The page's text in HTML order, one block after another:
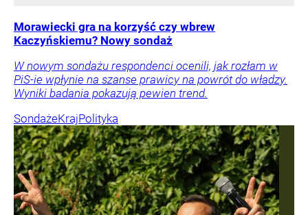
Morawiecki gra na korzyść czy wbrew
Kaczyńskiemu? Nowy sondaż
W nowym sondażu respondenci ocenili, jak rozłam w
PiS-ie wpłynie na szanse prawicy na powrót do władzy.
Wyniki badania pokazują pewien trend.
SondażeKrajPolityka